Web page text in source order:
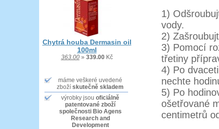
Chytrá houba Dermasin oil
100ml
363.00» 339.00Kč
máme veškeré uvedené
zboží skutečně skladem
výrobky jsou oficiálně
patentované zboží
společnosti Bio Agens
Research and
Development
1)
vody.
2)
3) Pomocí
třetiny
4) Po
nechte
5) Po
ošetřované
centimetrů